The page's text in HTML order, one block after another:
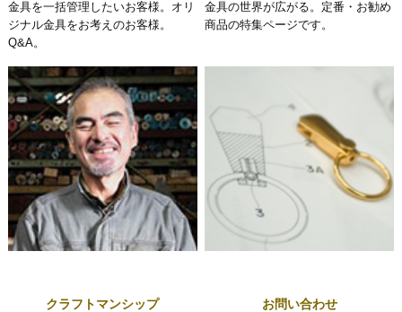
金具を一括管理したいお客様。オリ
ジナル金具をお考えのお客様。
Q&A。
金具の世界が広がる。定番・お勧め
商品の特集ページです。
クラフトマンシップ お問い合わせ